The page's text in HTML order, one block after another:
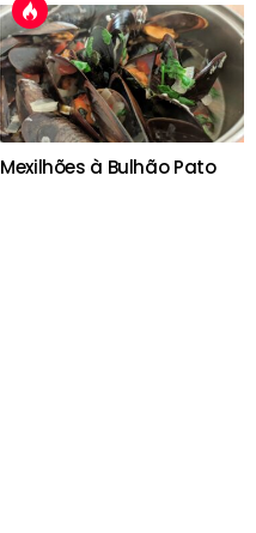
Mexilhões à Bulhão Pato